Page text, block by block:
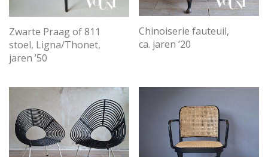
Zwarte Praag of 811
stoel, Ligna/Thonet,
jaren ’50
Chinoiserie fauteuil,
ca. jaren ’20